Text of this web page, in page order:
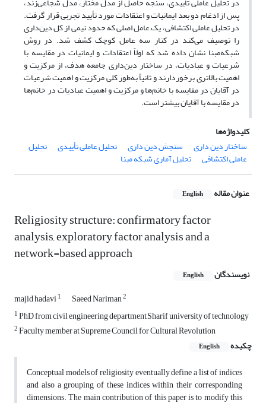
پس از ادغام دو بعد ایمانیات و اعتقادات مورد تأیید تجربی قرار گرفت.
در تحلیل عاملی اکتشافی، یک عامل اصلی که حدود نیمی از کل دین‌داری
را توصیف می‌کند در کنار سه عامل کوچک کشف شد. در روش
شبکه‌مبنا نشان داده شد که اولاً اعتقادات و ایمانیات در مقایسه با
شرعیات و عبادیات، در ساختار دین‌داری جامعه هدف، از مرکزیت و
اهمیت بالاتری برخوردارند و ثانیاً به‌طور کلی مرکزیت و اهمیت شرعیات
در آقایان در مقایسه با خانم‌ها و مرکزیت و اهمیت عبادیات در خانم‌ها
در مقایسه با آقایان بیشتر است.
کلیدواژه‌ها
ساختار دین داری
سنجش دین داری تحلیل عاملی تأییدی تحلیل
عاملی اکتشافی تحلیل آماری شبکه مبنا
عنوان مقاله English
Religiosity structure: confirmatory factor
analysis, exploratory factor analysis and a
network-based approach
نویسندگان English
majid hadavi1 Saeed Nariman2
1PhD from civil engineering department,Sharif university of technology
2Faculty member at Supreme Council for Cultural Revolution
چکیده
English
Conceptual models of religiosity eventually define a list of indices
and also a grouping of these indices within their corresponding
dimensions. The main contribution of this paper is to modify this